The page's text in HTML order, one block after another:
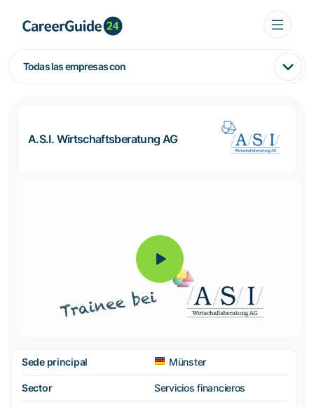
Todas las empresas con
A.S.I. Wirtschaftsberatung AG
Sede principal Münster
Sector Servicios financieros